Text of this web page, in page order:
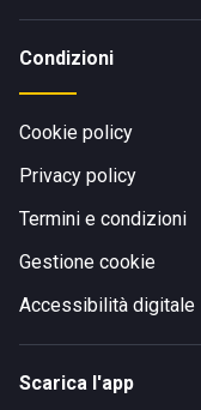
Condizioni
Cookie policy
Privacy policy
Termini e condizioni
Gestione cookie
Accessibilità digitale
Scarica l'app